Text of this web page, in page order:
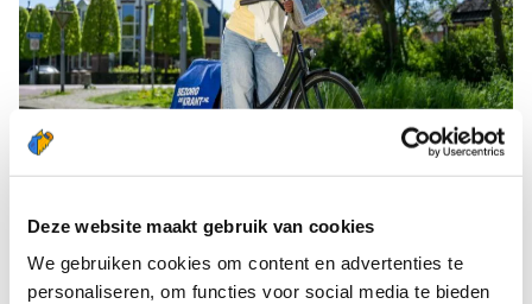
Deze website maakt gebruik van cookies
We gebruiken cookies om content en advertenties te
personaliseren, om functies voor social media te bieden
DEZE KWALITEITEN HEEFT EEN TOP
BEZORGER!